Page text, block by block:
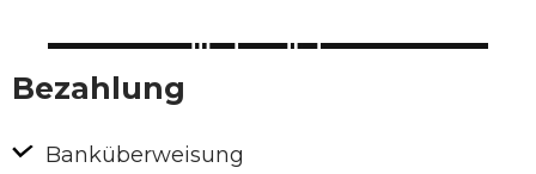
Bezahlung
Banküberweisung